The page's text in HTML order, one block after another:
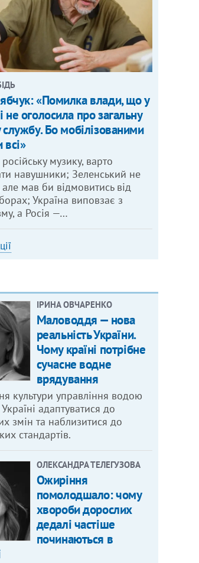
«Помилка влади, що у
оголосила про загальну
службу. Бо мобілізованими
музику, варто
навушники; Зеленський не
але мав би відмовитись від
Україна виповзає з
а Росія —…
ІРИНА ОВЧАРЕНКО
Маловоддя — нова
реальність України.
Чому країні потрібне
сучасне водне
врядування
культури управління водою
адаптуватися до
змін та наблизитися до
стандартів.
ОЛЕКСАНДРА ТЕЛЕГУЗОВА
Ожиріння
помолодшало: чому
хвороби дорослих
дедалі частіше
починаються в